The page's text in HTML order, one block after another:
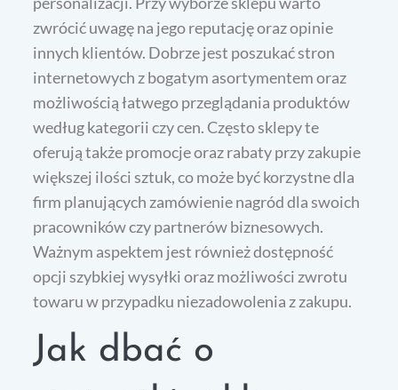
zwrócić uwagę na jego reputację oraz opinie
innych klientów. Dobrze jest poszukać stron
internetowych z bogatym asortymentem oraz
możliwością łatwego przeglądania produktów
według kategorii czy cen. Często sklepy te
oferują także promocje oraz rabaty przy zakupie
większej ilości sztuk, co może być korzystne dla
firm planujących zamówienie nagród dla swoich
pracowników czy partnerów biznesowych.
Ważnym aspektem jest również dostępność
opcji szybkiej wysyłki oraz możliwości zwrotu
towaru w przypadku niezadowolenia z zakupu.
Jak dbać o